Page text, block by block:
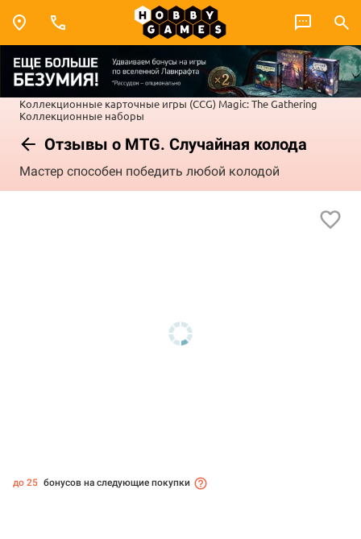
Коллекционные карточные игры (CCG) Magic: The Gathering
Коллекционные наборы
Отзывы о MTG. Случайная колода
Мастер способен победить любой колодой
до 25 бонусов на следующие покупки